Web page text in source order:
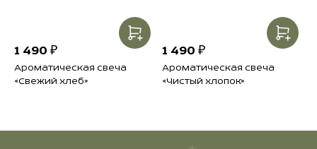
Ароматическая свеча
«Свежий хлеб»
1 490 ₽
Ароматическая свеча
«Чистый хлопок»
1 490 ₽